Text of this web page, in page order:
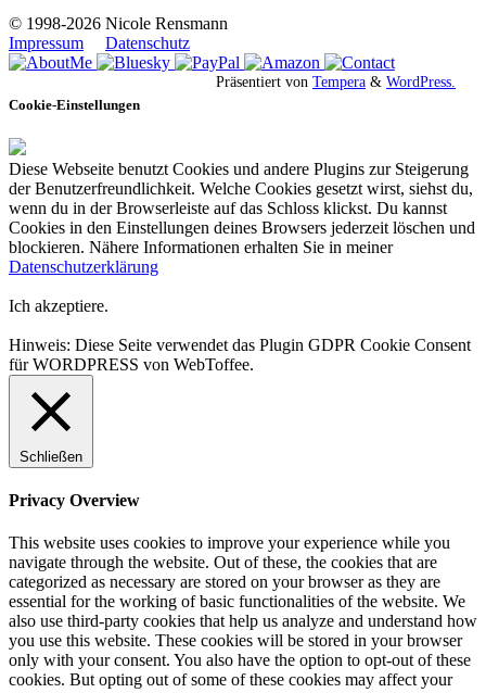
© 1998-2026 Nicole Rensmann
Impressum
Datenschutz
Präsentiert von Tempera & WordPress.
Cookie-Einstellungen
Diese Webseite benutzt Cookies und andere Plugins zur Steigerung
der Benutzerfreundlichkeit. Welche Cookies gesetzt wirst, siehst du,
wenn du in der Browserleiste auf das Schloss klickst. Du kannst
Cookies in den Einstellungen deines Browsers jederzeit löschen und
blockieren. Nähere Informationen erhalten Sie in meiner
Datenschutzerklärung
Ich akzeptiere.
Hinweis: Diese Seite verwendet das Plugin GDPR Cookie Consent
für WORDPRESS von WebToffee.
Schließen
Privacy Overview
This website uses cookies to improve your experience while you
navigate through the website. Out of these, the cookies that are
categorized as necessary are stored on your browser as they are
essential for the working of basic functionalities of the website. We
also use third-party cookies that help us analyze and understand how
you use this website. These cookies will be stored in your browser
only with your consent. You also have the option to opt-out of these
cookies. But opting out of some of these cookies may affect your